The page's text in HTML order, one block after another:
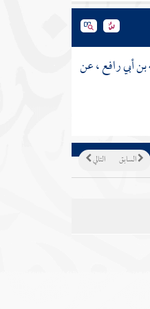
أبي رافع ، عن
التالي السابق